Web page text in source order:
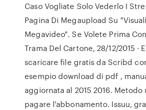
Caso Vogliate Solo Vederlo I
Pagina Di Megaupload Su
Megavideo". Se Volete Prima
Trama Del Cartone, 28/12/2015 ·
scaricare file gratis da Scribd
esempio download di pdf ,
aggiornata al 2015 2016.
pagare l'abbonamento. Issuu,